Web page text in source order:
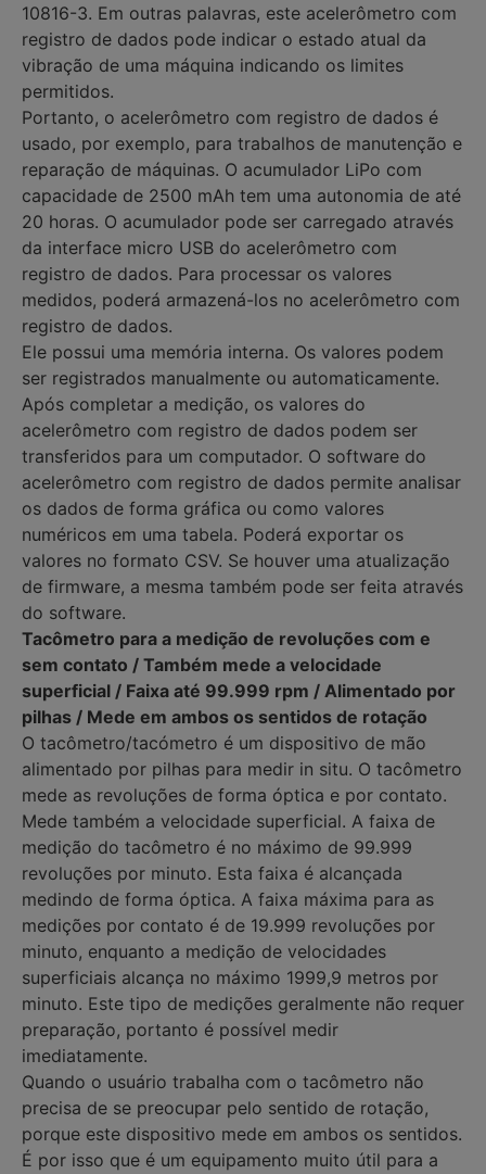
10816-3. Em outras palavras, este acelerômetro com
registro de dados pode indicar o estado atual da
vibração de uma máquina indicando os limites
permitidos.
Portanto, o acelerômetro com registro de dados é
usado, por exemplo, para trabalhos de manutenção e
reparação de máquinas. O acumulador LiPo com
capacidade de 2500 mAh tem uma autonomia de até
20 horas. O acumulador pode ser carregado através
da interface micro USB do acelerômetro com
registro de dados. Para processar os valores
medidos, poderá armazená-los no acelerômetro com
registro de dados.
Ele possui uma memória interna. Os valores podem
ser registrados manualmente ou automaticamente.
Após completar a medição, os valores do
acelerômetro com registro de dados podem ser
transferidos para um computador. O software do
acelerômetro com registro de dados permite analisar
os dados de forma gráfica ou como valores
numéricos em uma tabela. Poderá exportar os
valores no formato CSV. Se houver uma atualização
de firmware, a mesma também pode ser feita através
do software.
Tacômetro para a medição de revoluções com e
sem contato / Também mede a velocidade
superficial / Faixa até 99.999 rpm / Alimentado por
pilhas / Mede em ambos os sentidos de rotação
O tacômetro/tacómetro é um dispositivo de mão
alimentado por pilhas para medir in situ. O tacômetro
mede as revoluções de forma óptica e por contato.
Mede também a velocidade superficial. A faixa de
medição do tacômetro é no máximo de 99.999
revoluções por minuto. Esta faixa é alcançada
medindo de forma óptica. A faixa máxima para as
medições por contato é de 19.999 revoluções por
minuto, enquanto a medição de velocidades
superficiais alcança no máximo 1999,9 metros por
minuto. Este tipo de medições geralmente não requer
preparação, portanto é possível medir
imediatamente.
Quando o usuário trabalha com o tacômetro não
precisa de se preocupar pelo sentido de rotação,
porque este dispositivo mede em ambos os sentidos.
É por isso que é um equipamento muito útil para a